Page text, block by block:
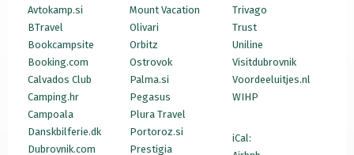
Avtokamp.si
BTravel
Bookcampsite
Booking.com
Calvados Club
Camping.hr
Campoala
Danskbilferie.dk
Dubrovnik.com
Mount Vacation
Olivari
Orbitz
Ostrovok
Palma.si
Pegasus
Plura Travel
Portoroz.si
Prestigia
Trivago
Trust
Uniline
Visitdubrovnik
Voordeeluitjes.nl
WIHP
iCal: